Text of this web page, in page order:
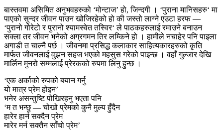
बास्तवमा असिमित अनुभवहरुको ‘मोन्टाज’ हो, जिन्दगी । ‘पुराना मानिसहरु‘ मा
पाएको सुन्दर जीवन पाउन खोजिरहेको हो की जस्तो लाग्ने एउटा हरफ —
‘पुरानो गोरेटो र पुरानो श्यामस्वेत तस्विर‘ ले पाठकहरुलाई रमाउने बनाउन
सक्ला तर जीवन भनेको अग्रगमन तिर लम्किने हो । हामीले नचाहेर पनि पाइला
अगाडी त चाल्नै पर्छ । जीवनमा प्रसिद्ध कलाकार साहित्यकारहरुको कृति
मार्फत जीवनलाई वुझन सहज भएको महसुस गरेको पाइन्छ । वहाँ गुल्जार देखि
मार्लिन मुनरो सम्मलाई प्रेरकको रुपमा लिनु हुन्छ ।
‘एक अर्काको रुपको बयान गर्नु
यो मात्र प्रेम होइन’
भनेर असन्तुष्टि पोखिरहनु भएता पनि
‘म त भन्छु — चोखो प्रेमको कुनै मुल्य हुँदैन
हारेर हार्न सक्दैन प्रेम
मारेर मर्न सक्तैन साँचो प्रेम’